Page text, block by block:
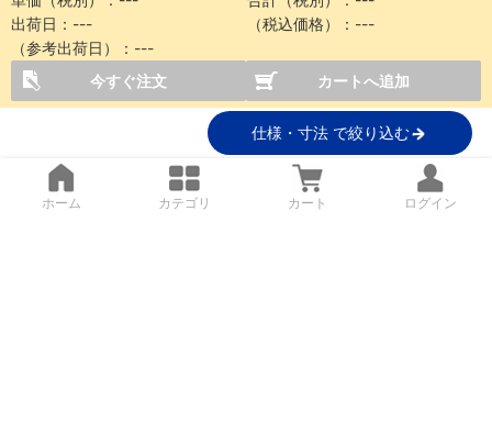
出荷日： --- （税込価格）： ---
（参考出荷日）： ---
今すぐ注文
カートへ追加
仕様・寸法 で絞り込む
ホーム カテゴリ カート ログイン